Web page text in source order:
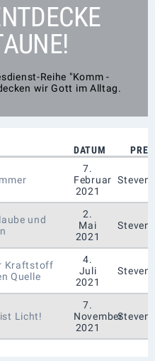
Reihe "Komm -
wir Gott im Alltag.
DATUM
7.
Februar
2021
Steven
und
2.
Mai
2021
Steven
Kraftstoff
Quelle
4.
Juli
2021
Steven
Licht!
7.
November
2021
Steven